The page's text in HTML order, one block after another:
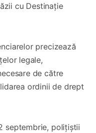
cu Destinație
precizează
legale,
de către
ordinii de drept
septembrie, polițiștii